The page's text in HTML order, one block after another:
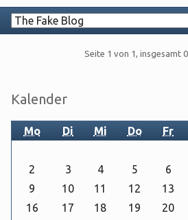
Navigation
Seite 1 von 1, insgesamt
Seitenleiste
Kalender
Mo Di Mi Do Fr
2
3 4 5 6
9
10 11 12 13
16
17 18 19 20